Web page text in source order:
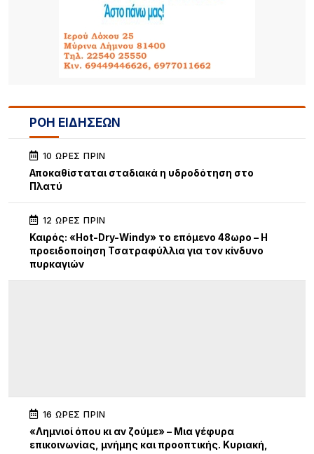
ΡΟΗ ΕΙΔΗΣΕΩΝ
10 ΏΡΕΣ ΠΡΙΝ
Αποκαθίσταται σταδιακά η υδροδότηση στο
Πλατύ
12 ΏΡΕΣ ΠΡΙΝ
Καιρός: «Hot-Dry-Windy» το επόμενο 48ωρο – Η
προειδοποίηση Τσατραφύλλια για τον κίνδυνο
πυρκαγιών
16 ΏΡΕΣ ΠΡΙΝ
«Λημνιοί όπου κι αν ζούμε» – Μια γέφυρα
επικοινωνίας, μνήμης και προοπτικής. Κυριακή,